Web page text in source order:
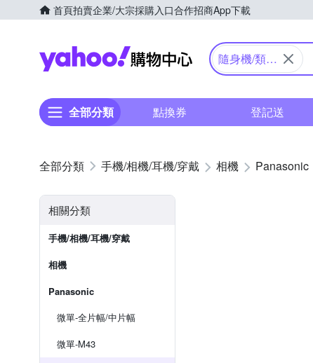
首頁拍賣企業/大宗採購入口合作招商App下載
Yahoo購物中心
隨身機/類單
全部分類 點換券 登記送
手機/相機/耳機/穿戴 相機 Panasonic
相關分類
手機/相機/耳機/穿戴
相機
Panasonic
微單-全片幅/中片幅
微單-M43